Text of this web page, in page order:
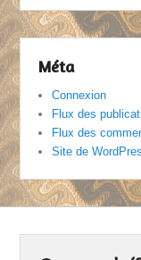
Méta
Connexion
Flux des
Flux des
Site de